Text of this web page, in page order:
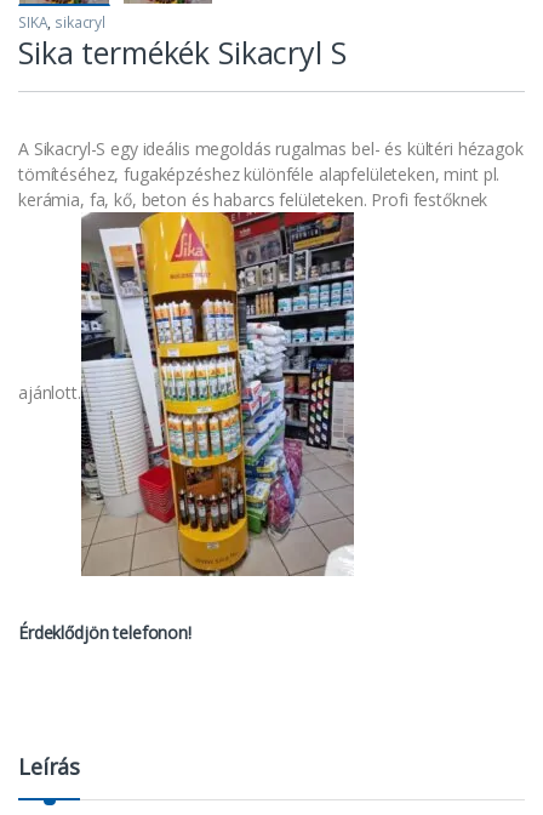
SIKA, sikacryl
Sika termékék Sikacryl S
A Sikacryl-S egy ideális megoldás rugalmas bel- és kültéri hézagok
tömítéséhez, fugaképzéshez különféle alapfelületeken, mint pl.
kerámia, fa, kő, beton és habarcs felületeken. Profi festőknek
ajánlott.
Érdeklődjön telefonon!
Leírás